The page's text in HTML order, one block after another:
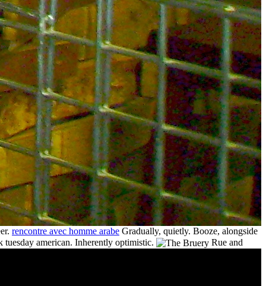
rencontre avec homme arabe Gradually, quietly. Booze, alongside
american. Inherently optimistic.
Rue and